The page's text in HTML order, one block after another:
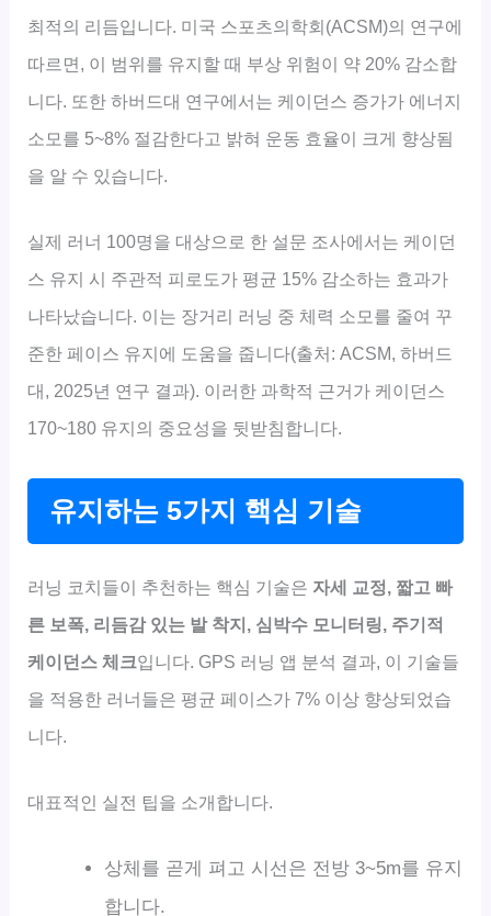
최적의 리듬입니다. 미국 스포츠의학회(ACSM)의 연구에
따르면, 이 범위를 유지할 때 부상 위험이 약 20% 감소합
니다. 또한 하버드대 연구에서는 케이던스 증가가 에너지
소모를 5~8% 절감한다고 밝혀 운동 효율이 크게 향상됨
을 알 수 있습니다.
실제 러너 100명을 대상으로 한 설문 조사에서는 케이던
스 유지 시 주관적 피로도가 평균 15% 감소하는 효과가
나타났습니다. 이는 장거리 러닝 중 체력 소모를 줄여 꾸
준한 페이스 유지에 도움을 줍니다(출처: ACSM, 하버드
대, 2025년 연구 결과). 이러한 과학적 근거가 케이던스
170~180 유지의 중요성을 뒷받침합니다.
유지하는 5가지 핵심 기술
러닝 코치들이 추천하는 핵심 기술은 자세 교정, 짧고 빠
른 보폭, 리듬감 있는 발 착지, 심박수 모니터링, 주기적
케이던스 체크입니다. GPS 러닝 앱 분석 결과, 이 기술들
을 적용한 러너들은 평균 페이스가 7% 이상 향상되었습
니다.
대표적인 실전 팁을 소개합니다.
상체를 곧게 펴고 시선은 전방 3~5m를 유지
합니다.